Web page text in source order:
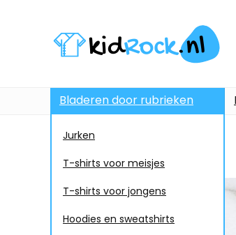
Bladeren door rubrieken
Jurken
T-shirts voor meisjes
T-shirts voor jongens
Hoodies en sweatshirts